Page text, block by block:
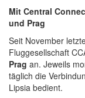
Mit Central
und Prag
Seit November
Fluggesellschaft
Prag an. Jeweils
täglich die
Lipsia bedient.